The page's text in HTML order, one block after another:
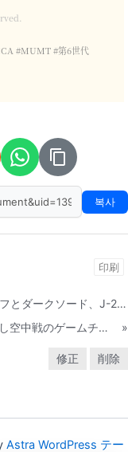
#MUMT #第6世代
복사
印刷
[AI書房] 第22章 中国：GJ-11 シャープナイフとダークソード、J-20編隊作戦
[AI書房] 第20章 Shield AIのX-BAT：滑走路なし空中戦のゲームチェンジャー
»
修正 削除
Astra WordPress テー